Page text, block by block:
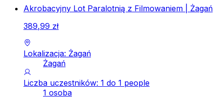
Akrobacyjny Lot Paralotnią z Filmowaniem | Żagań
389,99 zł
Lokalizacja: Żagań
Żagań
Liczba uczestników: 1 do 1 people
1 osoba